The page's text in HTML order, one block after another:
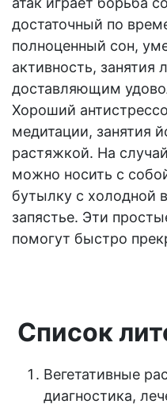
достаточный по
полноценный сон,
активность,
доставляющим
Хороший
медитации, занятия
растяжкой. На
можно носить с
бутылку с холодной
запястье. Эти
помогут быстро
Список
Вегетативные
диагностика,